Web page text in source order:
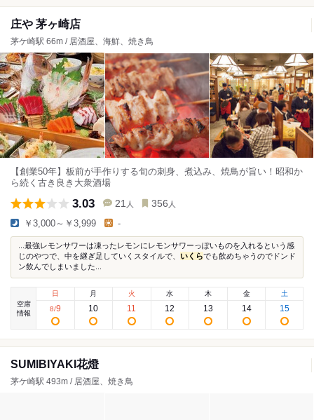
庄や 茅ヶ崎店
茅ケ崎駅 66m / 居酒屋、海鮮、焼き鳥
【創業50年】板前が手作りする旬の刺身、煮込み、焼鳥が旨い！昭和か
ら続く古き良き大衆酒場
3.03 21 人 356 人
￥3,000～￥3,999 -
...最強レモンサワーは凍ったレモンにレモンサワーっぽいものを入れるという感
じのやつで、中を継ぎ足していくスタイルで、 いくらでも飲めちゃうのでドンド
ン飲んでしまいました...
空席
情報
日
8/9
月
10
火
11
水
12
木
13
金
14
土
15
SUMIBIYAKI花燈
茅ケ崎駅 493m / 居酒屋、焼き鳥